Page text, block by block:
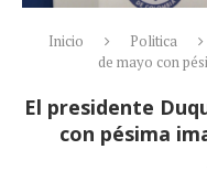
Inicio Politica
de mayo con
El presidente
con pésima